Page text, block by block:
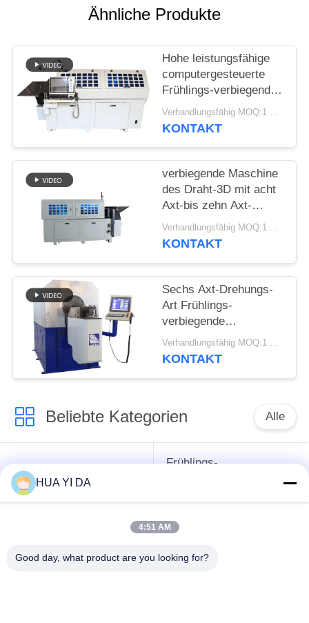
PRIVACY
POLICY
Ähnliche Produkte
Hohe leistungsfähige
computergesteuerte
Frühlings-verbiegende
Maschine mit zehn
Äxten
Verhandlungsfähig MOQ:1 Satz
KONTAKT
verbiegende Maschine
des Draht-3D mit acht
Axt-bis zehn Axt-
maximaler Fütterungs-
Geschwindigkeit
Verhandlungsfähig MOQ:1 Satz
KONTAKT
Sechs Axt-Drehungs-
Art Frühlings-
verbiegende
Maschine/
CNC-Frühlings-
Verhandlungsfähig MOQ:1 Satz
KONTAKT
Beliebte Kategorien Alle
cnc-
Frühlingsmaschine
Frühlings-
Druckfeder-Maschine
Frühlings-
verbiegende
HUA YI DA
4:51 AM
Good day, what product are you looking for?